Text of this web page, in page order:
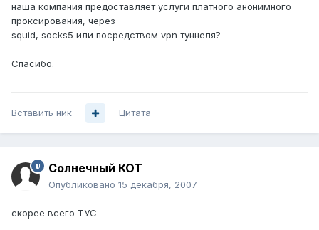
наша компания предоставляет услуги платного анонимного
проксирования, через
squid, socks5 или посредством vpn туннеля?
Спасибо.
Вставить ник Цитата
Солнечный КОТ
Опубликовано 15 декабря, 2007
скорее всего ТУС